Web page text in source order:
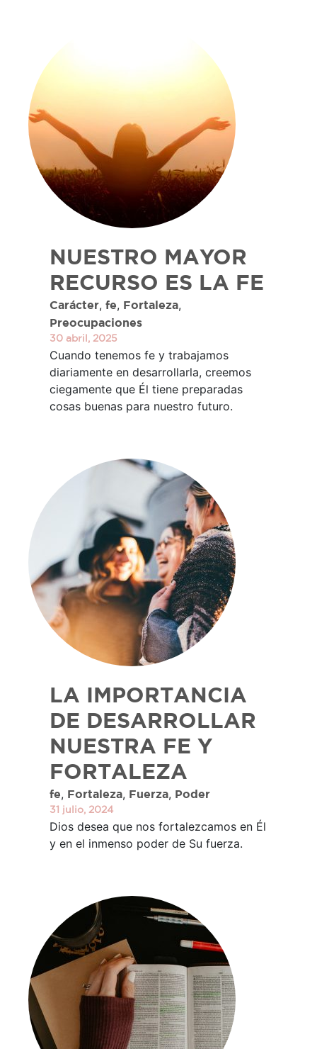
NUESTRO MAYOR
RECURSO ES LA FE
Carácter, fe, Fortaleza,
Preocupaciones
30 abril, 2025
Cuando tenemos fe y trabajamos
diariamente en desarrollarla, creemos
ciegamente que Él tiene preparadas
cosas buenas para nuestro futuro.
LA IMPORTANCIA
DE DESARROLLAR
NUESTRA FE Y
FORTALEZA
fe, Fortaleza, Fuerza, Poder
31 julio, 2024
Dios desea que nos fortalezcamos en Él
y en el inmenso poder de Su fuerza.